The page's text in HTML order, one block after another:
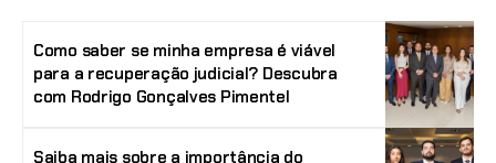
Como saber se minha empresa é viável
para a recuperação judicial? Descubra
com Rodrigo Gonçalves Pimentel
Saiba mais sobre a importância do